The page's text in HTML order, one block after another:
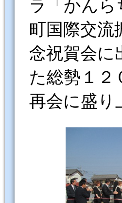
ラ「かんら
町国際交流
念祝賀会に
た総勢１２
再会に盛り